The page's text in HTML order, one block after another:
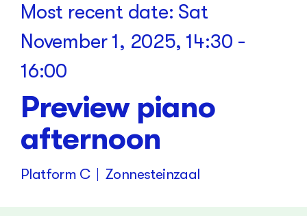
Most recent date: Sat
November 1, 2025, 14:30 -
16:00
Preview piano
afternoon
Platform C Zonnesteinzaal